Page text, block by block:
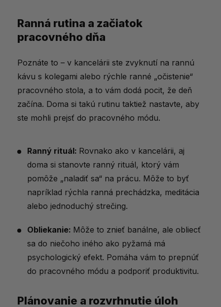
Ranná rutina a začiatok
pracovného dňa
Poznáte to – v kancelárii ste zvyknutí na rannú
kávu s kolegami alebo rýchle ranné „očistenie“
pracovného stola, a to vám dodá pocit, že deň
začína. Doma si takú rutinu taktiež nastavte, aby
ste mohli prejsť do pracovného módu.
Ranný rituál: Rovnako ako v kancelárii, aj
doma si stanovte ranný rituál, ktorý vám
pomôže „naladiť sa“ na prácu. Môže to byť
napríklad rýchla ranná prechádzka, meditácia
alebo jednoduchý strečing.
Obliekanie: Môže to znieť banálne, ale obliecť
sa do niečoho iného ako pyžamá má
psychologický efekt. Pomáha vám to prepnúť
do pracovného módu a podporiť produktivitu.
Plánovanie a rozvrhnutie úloh